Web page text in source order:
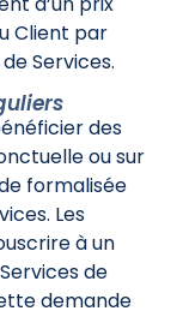
Client par
Services.
des
ou sur
formalisée
Les
à un
de
demande